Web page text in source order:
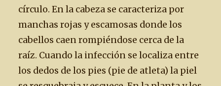
círculo. En la cabeza se caracteriza por
manchas rojas y escamosas donde los
cabellos caen rompiéndose cerca de la
raíz. Cuando la infección se localiza entre
los dedos de los pies (pie de atleta) la piel